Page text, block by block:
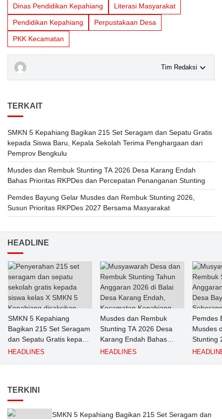
Dinas Pendidikan Kepahiang Literasi Masyarakat
Pendidikan Kepahiang Perpustakaan Desa
PKK Kecamatan
Tim Redaksi
TERKAIT
SMKN 5 Kepahiang Bagikan 215 Set Seragam dan Sepatu Gratis
kepada Siswa Baru, Kepala Sekolah Terima Penghargaan dari
Pemprov Bengkulu
Musdes dan Rembuk Stunting TA 2026 Desa Karang Endah
Bahas Prioritas RKPDes dan Percepatan Penanganan Stunting
Pemdes Bayung Gelar Musdes dan Rembuk Stunting 2026,
Susun Prioritas RKPDes 2027 Bersama Masyarakat
HEADLINE
SMKN 5 Kepahiang
Bagikan 215 Set Seragam
dan Sepatu Gratis kepada
Siswa Baru, Kepala
HEADLINES
Musdes dan Rembuk
Stunting TA 2026 Desa
Karang Endah Bahas
Prioritas RKPDes dan
HEADLINES
Pemdes
Musdes
Stunting
Prioritas
TERKINI
SMKN 5 Kepahiang Bagikan 215 Set Seragam dan